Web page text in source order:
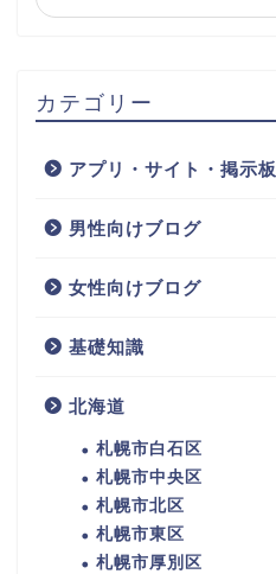
カテゴリー
アプリ・サイト・掲示板
男性向けブログ
女性向けブログ
基礎知識
北海道
札幌市白石区
札幌市中央区
札幌市北区
札幌市東区
札幌市厚別区